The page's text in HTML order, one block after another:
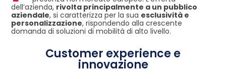
dell’azienda, rivolta principalmente a un pubblico
aziendale, si caratterizza per la sua esclusività e
personalizzazione, rispondendo alla crescente
domanda di soluzioni di mobilità di alto livello.
Customer experience e
innovazione